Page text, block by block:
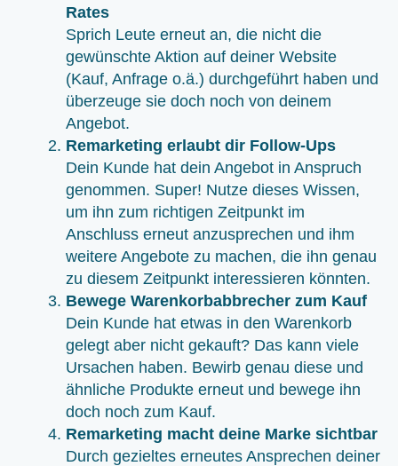
Rates
Sprich Leute erneut an, die nicht die
gewünschte Aktion auf deiner Website
(Kauf, Anfrage o.ä.) durchgeführt haben und
überzeuge sie doch noch von deinem
Angebot.
Remarketing erlaubt dir Follow-Ups
Dein Kunde hat dein Angebot in Anspruch
genommen. Super! Nutze dieses Wissen,
um ihn zum richtigen Zeitpunkt im
Anschluss erneut anzusprechen und ihm
weitere Angebote zu machen, die ihn genau
zu diesem Zeitpunkt interessieren könnten.
Bewege Warenkorbabbrecher zum Kauf
Dein Kunde hat etwas in den Warenkorb
gelegt aber nicht gekauft? Das kann viele
Ursachen haben. Bewirb genau diese und
ähnliche Produkte erneut und bewege ihn
doch noch zum Kauf.
Remarketing macht deine Marke sichtbar
Durch gezieltes erneutes Ansprechen deiner